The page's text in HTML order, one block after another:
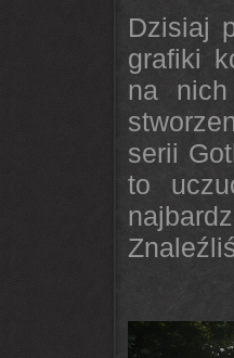
Dzisiaj
grafiki
na
serii
to